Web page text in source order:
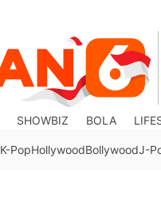
SHOWBIZ BOLA
K-PopHollywoodBollywoodJ-